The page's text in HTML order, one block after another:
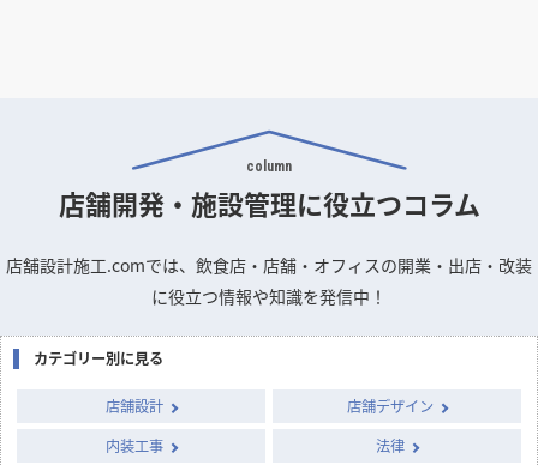
column
店舗開発・施設管理に役立つコラム
店舗設計施工.comでは、飲食店・店舗・オフィスの開業・出店・改装
に役立つ情報や知識を発信中！
カテゴリー別に見る
店舗設計
店舗デザイン
内装工事
法律